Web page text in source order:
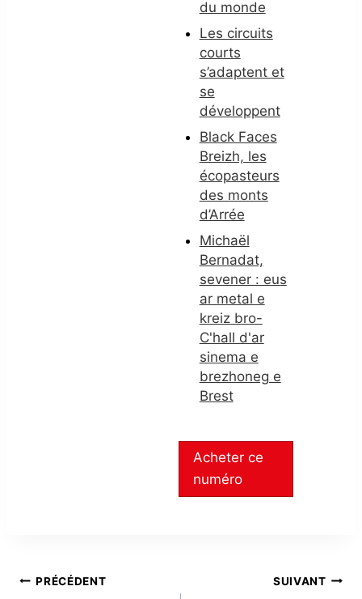
du monde
Les circuits
courts
s’adaptent et
se
développent
Black Faces
Breizh, les
écopasteurs
des monts
d’Arrée
Michaël
Bernadat,
sevener : eus
ar metal e
kreiz bro-
C'hall d'ar
sinema e
brezhoneg e
Brest
Acheter ce
numéro
NAVIGATION
PRÉCÉDENT SUIVANT